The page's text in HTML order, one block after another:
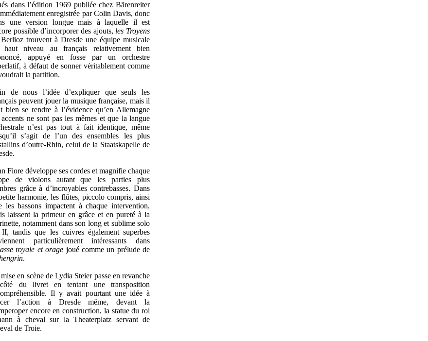
dans l’édition 1969 publiée chez Bärenreiter
enregistrée par Colin Davis, donc
une version longue mais à laquelle il est
possible d’incorporer des ajouts, les Troyens
trouvent à Dresde une équipe musicale
haut niveau au français relativement bien
appuyé en fosse par un orchestre
à défaut de sonner véritablement comme
la partition.
de nous l’idée d’expliquer que seuls les
peuvent jouer la musique française, mais il
bien se rendre à l’évidence qu’en Allemagne
accents ne sont pas les mêmes et que la langue
n’est pas tout à fait identique, même
s’agit de l’un des ensembles les plus
d’outre-Rhin, celui de la Staatskapelle de
Fiore développe ses cordes et magnifie chaque
de violons autant que les parties plus
grâce à d’incroyables contrebasses. Dans
harmonie, les flûtes, piccolo compris, ainsi
les bassons impactent à chaque intervention,
laissent la primeur en grâce et en pureté à la
notamment dans son long et sublime solo
tandis que les cuivres également superbes
particulièrement intéressants dans
royale et orage joué comme un prélude de
.
en scène de Lydia Steier passe en revanche
du livret en tentant une transposition
Il y avait pourtant une idée à
l’action à Dresde même, devant la
encore en construction, la statue du roi
à cheval sur la Theaterplatz servant de
de Troie.